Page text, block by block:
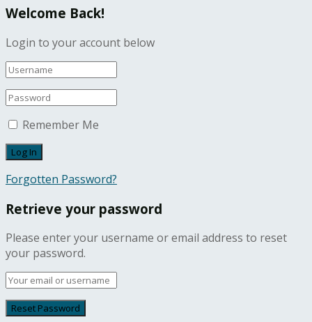
Welcome Back!
Login to your account below
Remember Me
Forgotten Password?
Retrieve your password
Please enter your username or email address to reset
your password.